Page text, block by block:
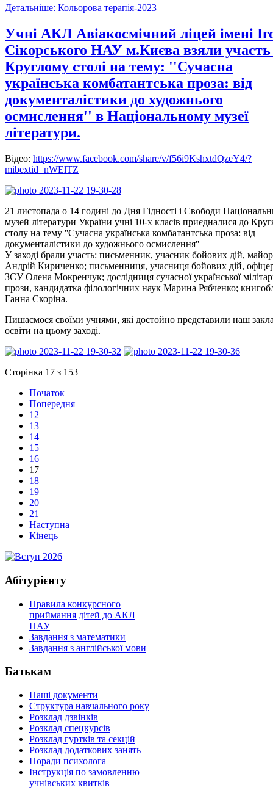
Детальніше: Кольорова терапія-2023
Учні АКЛ Авіакосмічний ліцей імені
Сікорського НАУ м.Києва взяли участь
Круглому столі на тему: ''Сучасна
українська комбатантська проза: від
документалістики до художнього
осмислення'' в Національному музеї
літератури.
Відео: https://www.facebook.com/share/v/f56i9KshxtdQzeY4/?
mibextid=nWElTZ
21 листопада о 14 годині до Дня Гідності і Свободи
музей літератури України учні 10-х класів приєдналися до
столу на тему ''Сучасна українська комбатантська проза: від
документалістики до художнього осмислення''
У заході брали участь: письменник, учасник бойових дій,
Андрій Кириченко; письменниця, учасниця бойових дій,
ЗСУ Олена Мокренчук; дослідниця сучасної української
прози, кандидатка філологічних наук Марина Рябченко;
Ганна Скоріна.
Пишаємося своїми учнями, які достойно представили наш
освіти на цьому заході.
Сторінка 17 з 153
Початок
Попередня
12
13
14
15
16
17
18
19
20
21
Наступна
Кінець
Абітурієнту
Правила конкурсного
приймання дітей до АКЛ
НАУ
Завдання з математики
Завдання з англійської мови
Батькам
Наші документи
Структура навчального року
Розклад дзвінків
Розклад спецкурсiв
Розклад гуртків та секцій
Розклад додаткових занять
Поради психолога
Інструкція по замовленню
учнівських квитків